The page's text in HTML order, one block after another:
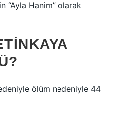
“Ayla Hanim” olarak
ölüm nedeniyle 44